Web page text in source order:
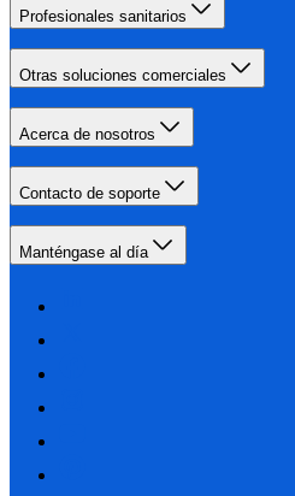
Profesionales sanitarios
Otras soluciones comerciales
Acerca de nosotros
Contacto de soporte
Manténgase al día